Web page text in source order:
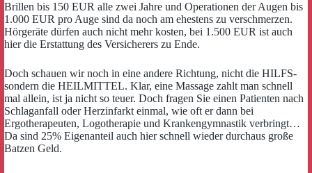
Brillen bis 150 EUR alle zwei Jahre und Operationen der Augen bis
1.000 EUR pro Auge sind da noch am ehestens zu verschmerzen.
Hörgeräte dürfen auch nicht mehr kosten, bei 1.500 EUR ist auch
hier die Erstattung des Versicherers zu Ende.
Doch schauen wir noch in eine andere Richtung, nicht die HILFS-
sondern die HEILMITTEL. Klar, eine Massage zahlt man schnell
mal allein, ist ja nicht so teuer. Doch fragen Sie einen Patienten nach
Schlaganfall oder Herzinfarkt einmal, wie oft er dann bei
Ergotherapeuten, Logotherapie und Krankengymnastik verbringt…
Da sind 25% Eigenanteil auch hier schnell wieder durchaus große
Batzen Geld.